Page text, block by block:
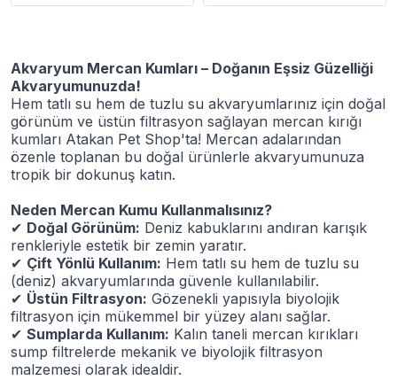
Akvaryum Mercan Kumları – Doğanın Eşsiz Güzelliği
Akvaryumunuzda!
Hem tatlı su hem de tuzlu su akvaryumlarınız için doğal
görünüm ve üstün filtrasyon sağlayan mercan kırığı
kumları Atakan Pet Shop'ta! Mercan adalarından
özenle toplanan bu doğal ürünlerle akvaryumunuza
tropik bir dokunuş katın.
Neden Mercan Kumu Kullanmalısınız?
✔ Doğal Görünüm: Deniz kabuklarını andıran karışık
renkleriyle estetik bir zemin yaratır.
✔ Çift Yönlü Kullanım: Hem tatlı su hem de tuzlu su
(deniz) akvaryumlarında güvenle kullanılabilir.
✔ Üstün Filtrasyon: Gözenekli yapısıyla biyolojik
filtrasyon için mükemmel bir yüzey alanı sağlar.
✔ Sumplarda Kullanım: Kalın taneli mercan kırıkları
sump filtrelerde mekanik ve biyolojik filtrasyon
malzemesi olarak idealdir.